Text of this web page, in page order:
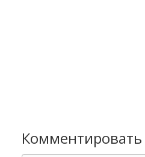
Комментировать